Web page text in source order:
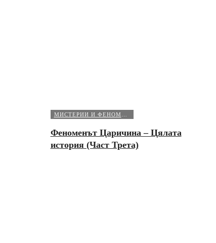
Феноменът Царичина – Цялата
история (Част Трета)